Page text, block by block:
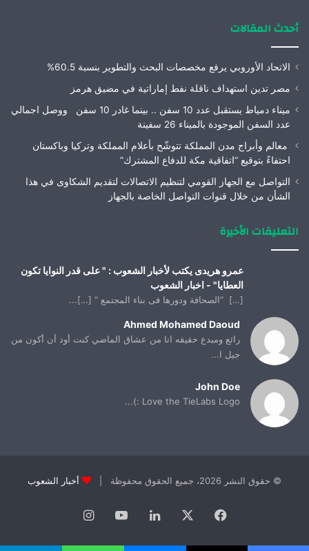
أحدث المقالات
الاتحاد الأوروبي يرفع مخصصات البحث والتطوير بنسبة 60.5%
مصر تدين استهداف ناقلة نفط إماراتية في مضيق هرمز
ميناء دمياط يستقبل عدد 10 سفن .. بينما غادر 10 سفن ووصل اجمالي
عدد السفن الموجودة بالميناء 26 سفينة
معالم وأبراج مدن المملكة تتوشّح بأعلام المملكة وتركيا وباكستان
احتفاءً بتوقيع “اتفاقية مكة للدفاع المشترك”
التواصل مع الجهاز القومي لتنظيم الاتصالات لتقديم الشكاوى في هذا
الشأن من خلال قنوات التواصل الخاصة بالجهاز
التعليقات الأخيرة
عمرو هريدى يكتب لأخبار الشعوب : " على قدر النوايا تكون
العطايا" - اخبار الشعوب
[…] “الصحافة ودورها فى بناء المجتمع “ […]...
Ahmed Mohamed Daoud
رائع ومبدع حقيقه انا من عشاق الماضي كنت أود أن أكون من
جيل ا...
John Doe
Love the TieLabs Logo :)...
© حقوق النشر 2026، جميع الحقوق محفوظة | أخبار الشعوب
فيسبوك لينكدإن يوتيوب